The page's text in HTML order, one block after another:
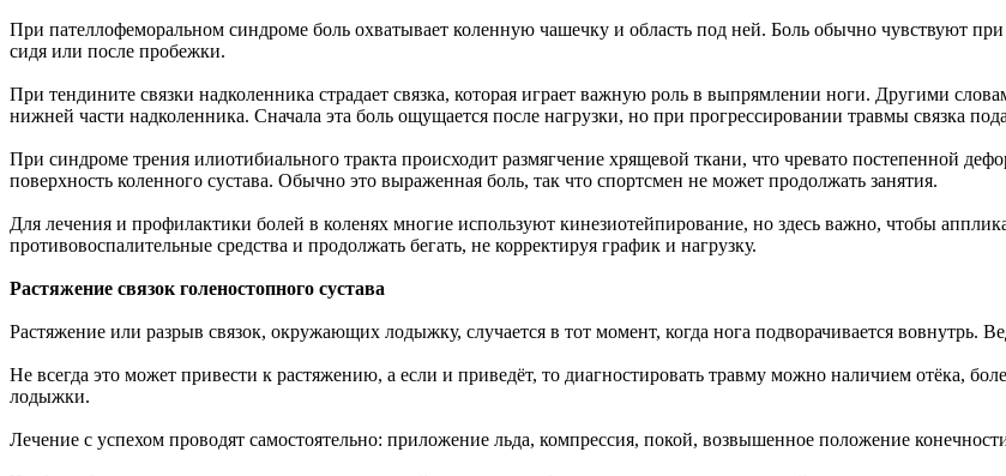
При пателлофеморальном синдроме боль охватывает коленную чашечку и область под ней. Боль обычно чувствуют
сидя или после пробежки.
При тендините связки надколенника страдает связка, которая играет важную роль в выпрямлении ноги. Другими
нижней части надколенника. Сначала эта боль ощущается после нагрузки, но при прогрессировании травмы связка
При синдроме трения илиотибиального тракта происходит размягчение хрящевой ткани, что чревато постепенной
поверхность коленного сустава. Обычно это выраженная боль, так что спортсмен не может продолжать занятия.
Для лечения и профилактики болей в коленях многие используют кинезиотейпирование, но здесь важно, чтобы
противовоспалительные средства и продолжать бегать, не корректируя график и нагрузку.
Растяжение связок голеностопного сустава
Растяжение или разрыв связок, окружающих лодыжку, случается в тот момент, когда нога подворачивается вовнутрь.
Не всегда это может привести к растяжению, а если и приведёт, то диагностировать травму можно наличием отёка,
лодыжки.
Лечение с успехом проводят самостоятельно: приложение льда, компрессия, покой, возвышенное положение